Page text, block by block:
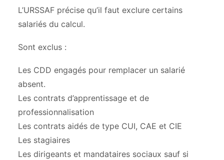
L’URSSAF précise qu’il faut exclure certains
salariés du calcul.
Sont exclus :
Les CDD engagés pour remplacer un salarié
absent.
Les contrats d’apprentissage et de
professionnalisation
Les contrats aidés de type CUI, CAE et CIE
Les stagiaires
Les dirigeants et mandataires sociaux sauf si